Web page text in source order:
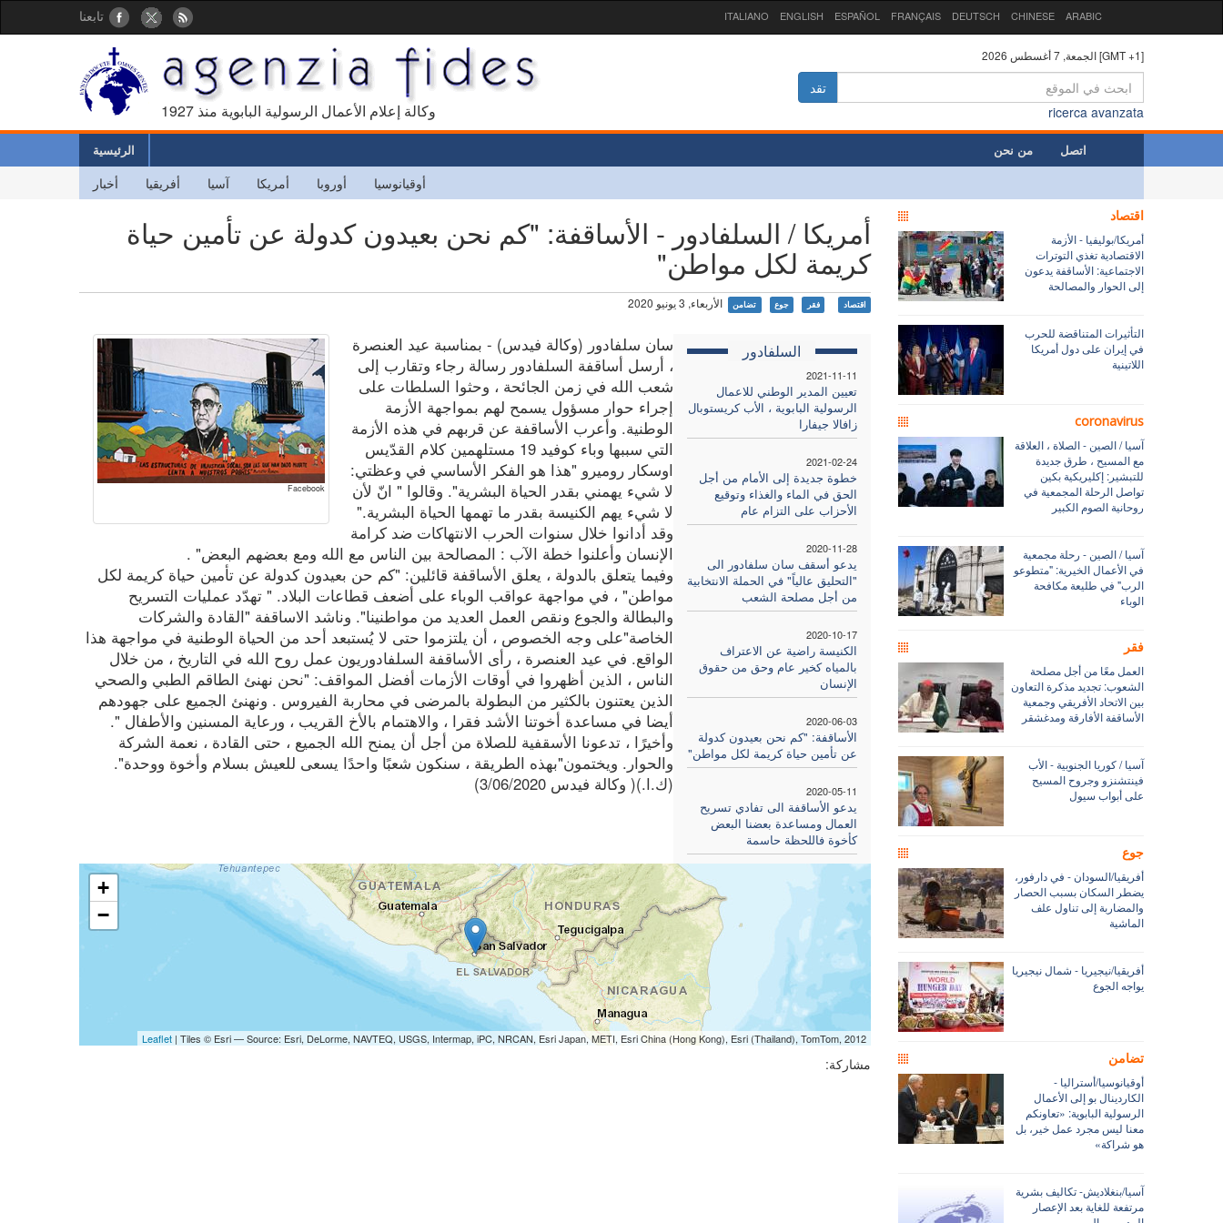
تابعنا ITALIANO ENGLISH ESPAÑOL FRANÇAIS DEUTSCH CHINESE ARABIC
1927 وكالة إعلام الأعمال الرسولية البابوية منذ
الجمعة, 7 أغسطس 2026 [GMT +1]
تقد
ricerca avanzata
الرئيسية من نحن اتصل
أخبار أفريقيا آسيا أمريكا أوروبا أوقيانوسيا
أمريكا / السلفادور - الأساقفة: "كم نحن بعيدون كدولة عن تأمين حياة
كريمة لكل مواطن"
الأربعاء, 3 يونيو 2020 اقتصاد فقر جوع تضامن
Facebook
السلفادور
2021-11-11
تعيين المدير الوطني للاعمال
الرسولية البابوية ، الأب كريستوبال
زافالا جيفارا
2021-02-24
خطوة جديدة إلى الأمام من أجل
الحق في الماء والغذاء وتوقيع
الأحزاب على التزام عام
2020-11-28
يدعو أسقف سان سلفادور الى
"التحليق عالياً" في الحملة الانتخابية
من أجل مصلحة الشعب
2020-10-17
الكنيسة راضية عن الاعتراف
بالمياه كخير عام وحق من حقوق
الإنسان
2020-06-03
الأساقفة: "كم نحن بعيدون كدولة
عن تأمين حياة كريمة لكل مواطن"
2020-05-11
يدعو الأساقفة الى تفادي تسريح
العمال ومساعدة بعضنا البعض
كأخوة فاللحظة حاسمة
سان سلفادور (وكالة فيدس) - بمناسبة عيد العنصرة
، أرسل أساقفة السلفادور رسالة رجاء وتقارب إلى
شعب الله في زمن الجائحة ، وحثوا السلطات على
إجراء حوار مسؤول يسمح لهم بمواجهة الأزمة
الوطنية. وأعرب الأساقفة عن قربهم في هذه الأزمة
التي سببها وباء كوفيد 19 مستلهمين كلام القدّيس
اوسكار روميرو "هذا هو الفكر الأساسي في وعظتي:
لا شيء يهمني بقدر الحياة البشرية". وقالوا " انّ لأن
لا شيء يهم الكنيسة بقدر ما تهمها الحياة البشرية."
وقد أدانوا خلال سنوات الحرب الانتهاكات ضد كرامة
الإنسان وأعلنوا خطة الآب : المصالحة بين الناس مع الله ومع بعضهم البعض" .
وفيما يتعلق بالدولة ، يعلق الأساقفة قائلين: "كم حن بعيدون كدولة عن تأمين حياة كريمة لكل
مواطن" ، في مواجهة عواقب الوباء على أضعف قطاعات البلاد. " تهدّد عمليات التسريح
والبطالة والجوع ونقص العمل العديد من مواطنينا". وناشد الاساقفة "القادة والشركات
الخاصة"على وجه الخصوص ، أن يلتزموا حتى لا يُستبعد أحد من الحياة الوطنية في مواجهة هذا
الواقع. في عيد العنصرة ، رأى الأساقفة السلفادوريون عمل روح الله في التاريخ ، من خلال
الناس ، الذين أظهروا في أوقات الأزمات أفضل المواقف: "نحن نهنئ الطاقم الطبي والصحي
الذين يعتنون بالكثير من البطولة بالمرضى في محاربة الفيروس . ونهنئ الجميع على جهودهم
أيضا في مساعدة أخوتنا الأشد فقرا ، والاهتمام بالأخ القريب ، ورعاية المسنين والأطفال ".
وأخيرًا ، تدعونا الأسقفية للصلاة من أجل أن يمنح الله الجميع ، حتى القادة ، نعمة الشركة
والحوار. ويختمون"بهذه الطريقة ، سنكون شعبًا واحدًا يسعى للعيش بسلام وأخوة ووحدة".
(ك.ا.)( وكالة فيدس 3/06/2020)
+
−
Leaflet | Tiles © Esri — Source: Esri, DeLorme, NAVTEQ, USGS, Intermap, iPC, NRCAN, Esri Japan, METI, Esri China (Hong Kong), Esri (Thailand), TomTom, 2012
مشاركة:
اقتصاد
أمريكا/بوليفيا - الأزمة
الاقتصادية تغذي التوترات
الاجتماعية: الأساقفة يدعون
إلى الحوار والمصالحة
التأثيرات المتناقضة للحرب
في إيران على دول أمريكا
اللاتينية
coronavirus
آسيا / الصين - الصلاة ، العلاقة
مع المسيح ، طرق جديدة
للتبشير: إكليريكية بكين
تواصل الرحلة المجمعية في
روحانية الصوم الكبير
آسيا / الصين - رحلة مجمعية
في الأعمال الخيرية: "متطوعو
الرب" في طليعة مكافحة
الوباء
فقر
العمل معًا من أجل مصلحة
الشعوب: تجديد مذكرة التعاون
بين الاتحاد الأفريقي وجمعية
الأساقفة الأفارقة ومدغشقر
آسيا / كوريا الجنوبية - الأب
فينتشنزو وجروح المسيح
على أبواب سيول
جوع
أفريقيا/السودان - في دارفور،
يضطر السكان بسبب الحصار
والمضاربة إلى تناول علف
الماشية
أفريقيا/نيجيريا - شمال نيجيريا
يواجه الجوع
تضامن
أوقيانوسيا/أستراليا -
الكاردينال بو إلى الأعمال
الرسولية البابوية: «تعاونكم
معنا ليس مجرد عمل خير، بل
هو شراكة»
آسيا/بنغلاديش- تكاليف بشرية
مرتفعة للغاية بعد الإعصار